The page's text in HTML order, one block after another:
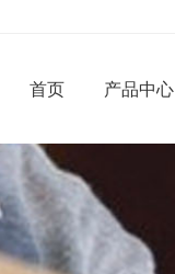
首页 产品中心